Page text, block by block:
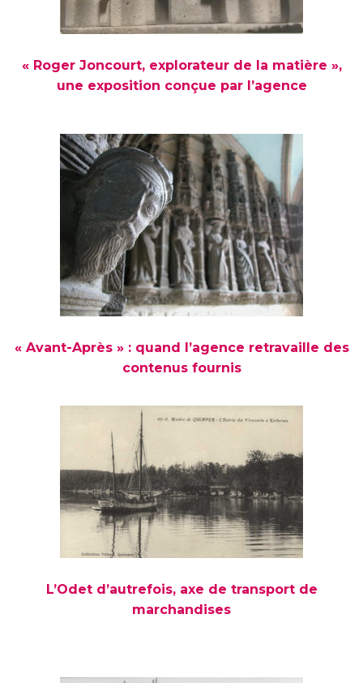
« Roger Joncourt, explorateur de la matière »,
une exposition conçue par l’agence
« Avant-Après » : quand l’agence retravaille des
contenus fournis
L’Odet d’autrefois, axe de transport de
marchandises